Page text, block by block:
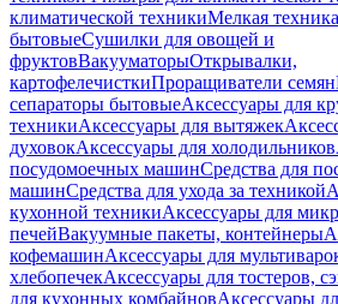
климатической техникиМелкая техника
бытовыеСушилки для овощей и
фруктовВакууматорыОткрывалки,
картофелечисткиПроращиватели семян
сепараторы бытовыеАксессуары для
техникиАксессуары для вытяжек
духовокАксессуары для холодильников
посудомоечных машинСредства для
машинСредства для ухода за техникой
кухонной техникиАксессуары для
печейВакуумные пакеты, контейнеры
кофемашинАксессуары для
хлебопечекАксессуары для тостеров,
для кухонных комбайновАксессуары